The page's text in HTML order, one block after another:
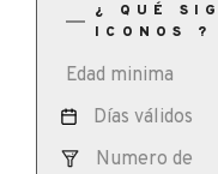
¿ QUÉ
ICONOS ?
Edad minima
Días válidos
Numero de